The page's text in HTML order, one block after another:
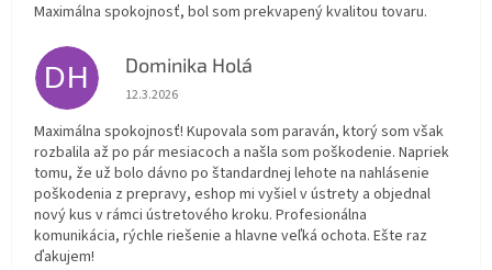
Maximálna spokojnosť, bol som prekvapený kvalitou tovaru.
DH Dominika Holá
Hodnotenie obchodu je 5 z 5 hviezdičiek.
12.3.2026
Maximálna spokojnosť! Kupovala som paraván, ktorý som však
rozbalila až po pár mesiacoch a našla som poškodenie. Napriek
tomu, že už bolo dávno po štandardnej lehote na nahlásenie
poškodenia z prepravy, eshop mi vyšiel v ústrety a objednal
nový kus v rámci ústretového kroku. Profesionálna
komunikácia, rýchle riešenie a hlavne veľká ochota. Ešte raz
ďakujem!